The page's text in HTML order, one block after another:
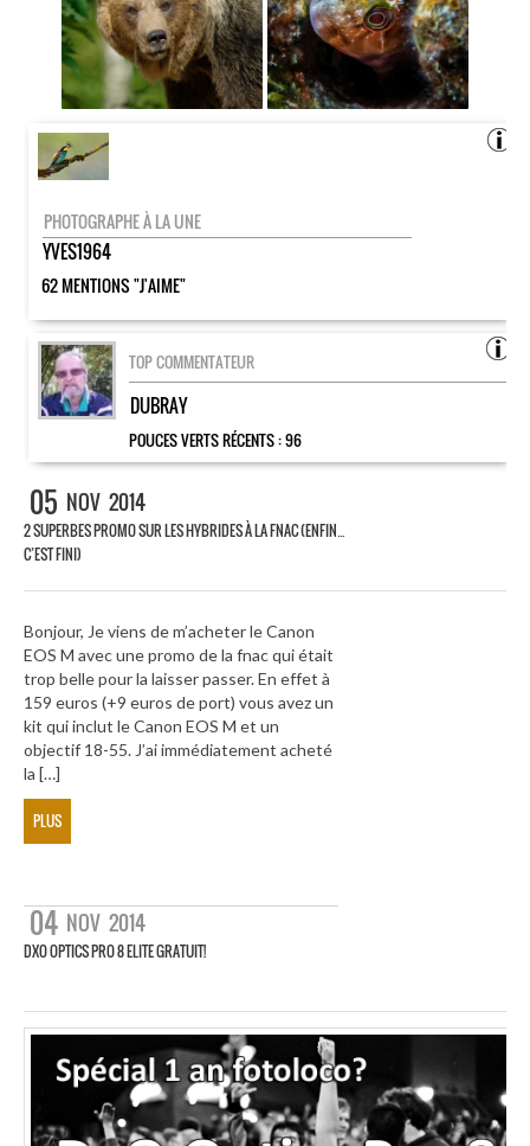
PHOTOGRAPHE À LA UNE
YVES1964
62 MENTIONS "J'AIME"
TOP COMMENTATEUR
DUBRAY
POUCES VERTS RÉCENTS :96
05 NOV 2014
2 SUPERBES PROMO SUR LES HYBRIDES À LA FNAC (ENFIN…
C’EST FINI)
Bonjour, Je viens de m’acheter le Canon
EOS M avec une promo de la fnac qui était
trop belle pour la laisser passer. En effet à
159 euros (+9 euros de port) vous avez un
kit qui inclut le Canon EOS M et un
objectif 18-55. J’ai immédiatement acheté
la […]
PLUS
04 NOV 2014
DXO OPTICS PRO 8 ELITE GRATUIT!